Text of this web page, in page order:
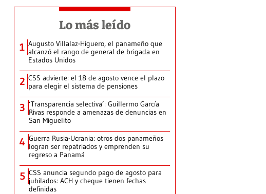
Lo más leído
1 Augusto Villalaz-Higuero, el panameño que
alcanzó el rango de general de brigada en
Estados Unidos
2 CSS advierte: el 18 de agosto vence el plazo
para elegir el sistema de pensiones
3 ‘Transparencia selectiva’: Guillermo García
Rivas responde a amenazas de denuncias en
San Miguelito
4 Guerra Rusia-Ucrania: otros dos panameños
logran ser repatriados y emprenden su
regreso a Panamá
5 CSS anuncia segundo pago de agosto para
jubilados: ACH y cheque tienen fechas
definidas